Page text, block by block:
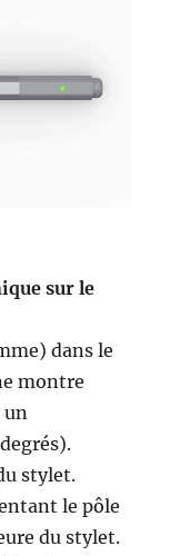
sur le
dans le
montre
un
stylet.
le pôle
du stylet.